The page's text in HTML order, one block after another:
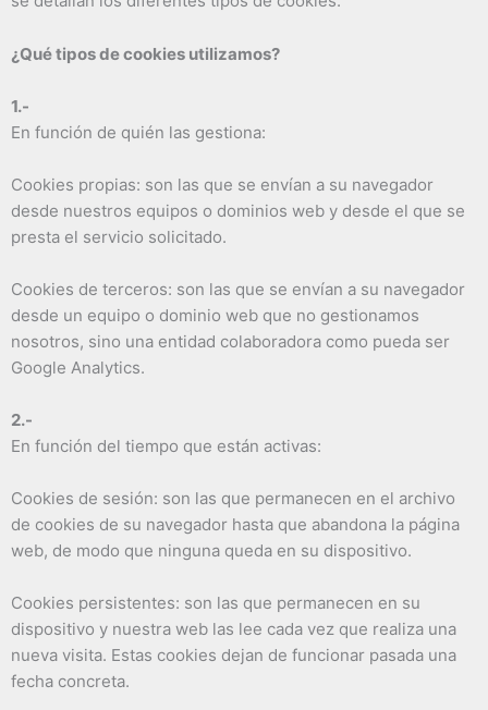
¿Qué tipos de cookies utilizamos?
1.-
En función de quién las gestiona:
Cookies propias: son las que se envían a su navegador
desde nuestros equipos o dominios web y desde el que se
presta el servicio solicitado.
Cookies de terceros: son las que se envían a su navegador
desde un equipo o dominio web que no gestionamos
nosotros, sino una entidad colaboradora como pueda ser
Google Analytics.
2.-
En función del tiempo que están activas:
Cookies de sesión: son las que permanecen en el archivo
de cookies de su navegador hasta que abandona la página
web, de modo que ninguna queda en su dispositivo.
Cookies persistentes: son las que permanecen en su
dispositivo y nuestra web las lee cada vez que realiza una
nueva visita. Estas cookies dejan de funcionar pasada una
fecha concreta.